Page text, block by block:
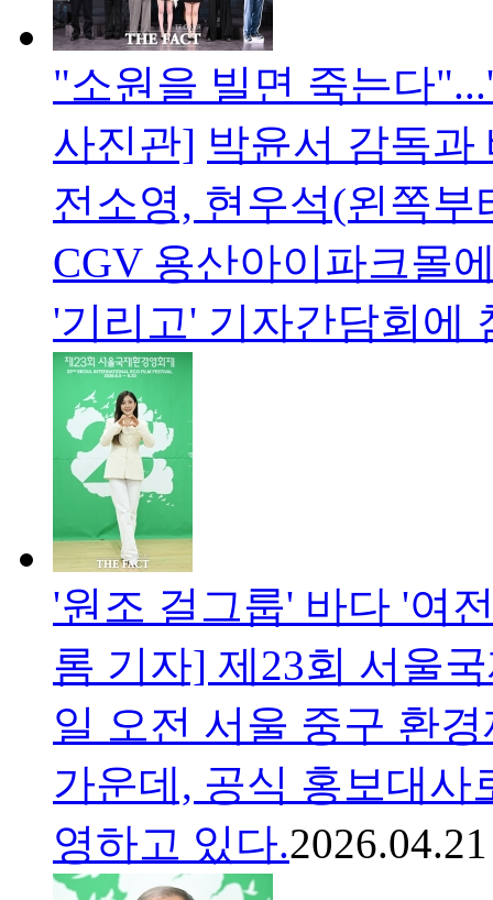
"소원을 빌면 죽는다
사진관] 박윤서 감독과
전소영, 현우석(왼쪽
CGV 용산아이파크몰
'기리고' 기자간담회에
'원조 걸그룹' 바다 '여
롬 기자] 제23회 서울
일 오전 서울 중구 환
가운데, 공식 홍보대사
영하고 있다.